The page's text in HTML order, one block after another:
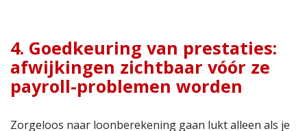
4. Goedkeuring van prestaties:
afwijkingen zichtbaar vóór ze
payroll-problemen worden
Zorgeloos naar loonberekening gaan lukt alleen als je